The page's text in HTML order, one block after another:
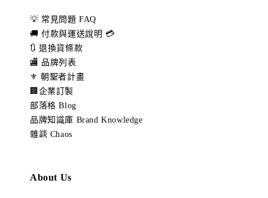
💡 常見問題 FAQ
🚚 付款與運送說明 💳
🔃 退換貨條款
🏬 品牌列表
⚜️ 朝聖者計畫
🏢企業訂製
部落格 Blog
品牌知識庫 Brand Knowledge
雜談 Chaos
About Us